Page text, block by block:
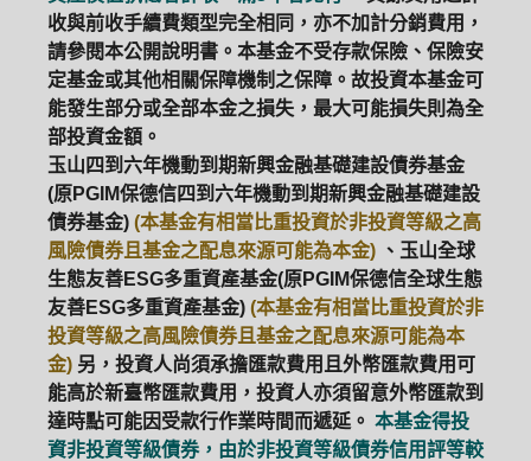
ETF 中國好時平衡 壽星優惠
醫療生化 中國品牌 0%手續費
基金申購 策略成長 拉丁美洲
大中華
收與前收手續費類型完全相同，亦不加計分銷費用，
請參閱本公開說明書。本基金不受存款保險、保險安
定基金或其他相關保障機制之保障。故投資本基金可
能發生部分或全部本金之損失，最大可能損失則為全
部投資金額。
玉山四到六年機動到期新興金融基礎建設債券基金
(原PGIM保德信四到六年機動到期新興金融基礎建設
債券基金) (本基金有相當比重投資於非投資等級之高
風險債券且基金之配息來源可能為本金) 、玉山全球
生態友善ESG多重資產基金(原PGIM保德信全球生態
友善ESG多重資產基金) (本基金有相當比重投資於非
投資等級之高風險債券且基金之配息來源可能為本
金) 另，投資人尚須承擔匯款費用且外幣匯款費用可
能高於新臺幣匯款費用，投資人亦須留意外幣匯款到
達時點可能因受款行作業時間而遞延。 本基金得投
資非投資等級債券，由於非投資等級債券信用評等較